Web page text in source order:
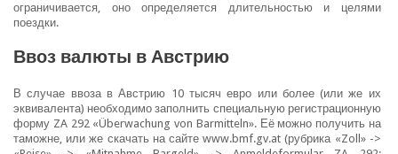
ограничивается, оно определяется длительностью и целями
поездки.
Ввоз валюты в Австрию
В случае ввоза в Австрию 10 тысяч евро или более (или же их
эквивалента) необходимо заполнить специальную регистрационную
форму ZA 292 «Überwachung von Barmitteln». Её можно получить на
таможне, или же скачать на сайте www.bmf.gv.at (рубрика «Zoll» ->